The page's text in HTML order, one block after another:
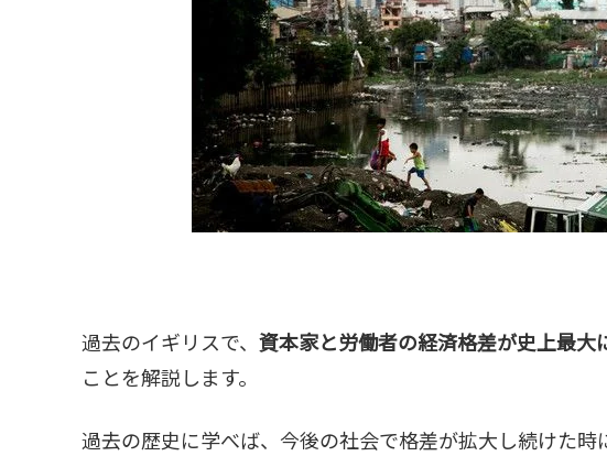
過去のイギリスで、 資本家と労働者の経済格差が史上最
ことを解説します。
過去の歴史に学べば、今後の社会で格差が拡大し続けた